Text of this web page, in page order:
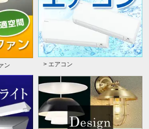
ン > エアコン